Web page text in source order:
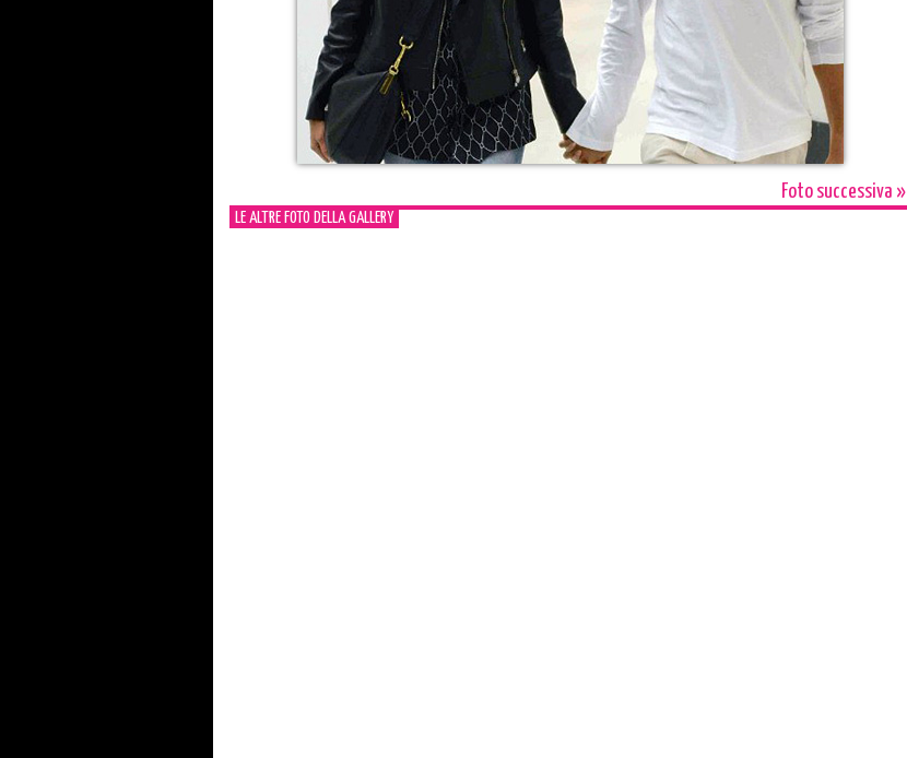
Foto successiva »
LE ALTRE FOTO DELLA GALLERY